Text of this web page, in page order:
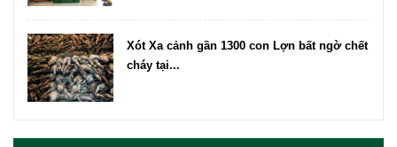
Xót Xa cảnh gần 1300 con Lợn bất ngờ chết
cháy tại...